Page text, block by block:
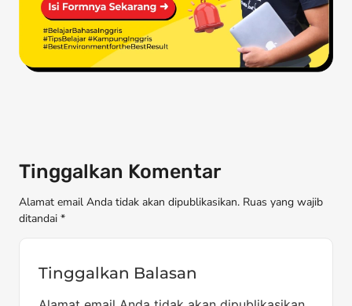
Tinggalkan Komentar
Alamat email Anda tidak akan dipublikasikan. Ruas yang wajib
ditandai *
Tinggalkan Balasan